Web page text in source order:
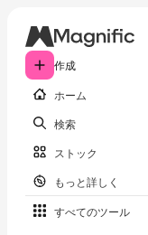
作成
ホーム
検索
ストック
もっと詳しく
すべてのツール